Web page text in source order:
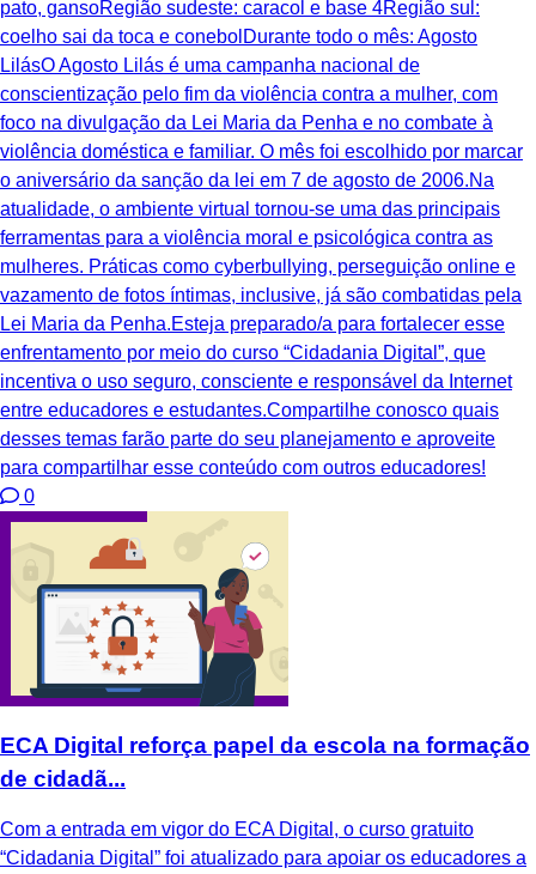
pato, gansoRegião sudeste: caracol e base 4Região sul:
coelho sai da toca e conebolDurante todo o mês: Agosto
LilásO Agosto Lilás é uma campanha nacional de
conscientização pelo fim da violência contra a mulher, com
foco na divulgação da Lei Maria da Penha e no combate à
violência doméstica e familiar. O mês foi escolhido por marcar
o aniversário da sanção da lei em 7 de agosto de 2006.Na
atualidade, o ambiente virtual tornou-se uma das principais
ferramentas para a violência moral e psicológica contra as
mulheres. Práticas como cyberbullying, perseguição online e
vazamento de fotos íntimas, inclusive, já são combatidas pela
Lei Maria da Penha.Esteja preparado/a para fortalecer esse
enfrentamento por meio do curso “Cidadania Digital”, que
incentiva o uso seguro, consciente e responsável da Internet
entre educadores e estudantes.Compartilhe conosco quais
desses temas farão parte do seu planejamento e aproveite
para compartilhar esse conteúdo com outros educadores!
0
ECA Digital reforça papel da escola na formação
de cidadã...
Com a entrada em vigor do ECA Digital, o curso gratuito
“Cidadania Digital” foi atualizado para apoiar os educadores a